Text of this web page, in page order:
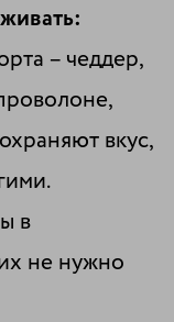
– чеддер,
вкус,
в
не нужно